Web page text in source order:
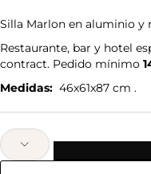
Silla Marlon en aluminio y
Restaurante, bar y hotel
contract. Pedido mínimo
Medidas: 46x61x87 cm .